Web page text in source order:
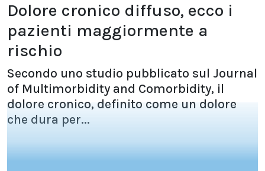
Dolore cronico diffuso, ecco i
pazienti maggiormente a
rischio
Secondo uno studio pubblicato sul Journal
of Multimorbidity and Comorbidity, il
dolore cronico, definito come un dolore
che dura per...